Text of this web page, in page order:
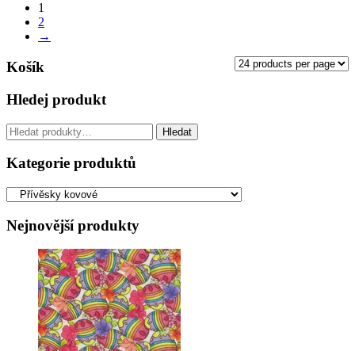
1
2
→
Košík
Hledej produkt
Hledat: Hledat
Kategorie produktů
Nejnovější produkty